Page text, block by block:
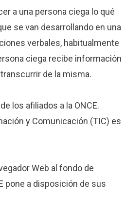
a una persona ciega lo qué
se van desarrollando en una
verbales, habitualmente
ciega recibe información
de la misma.
los afiliados a la ONCE.
y Comunicación (TIC) es
Web al fondo de
pone a disposición de sus